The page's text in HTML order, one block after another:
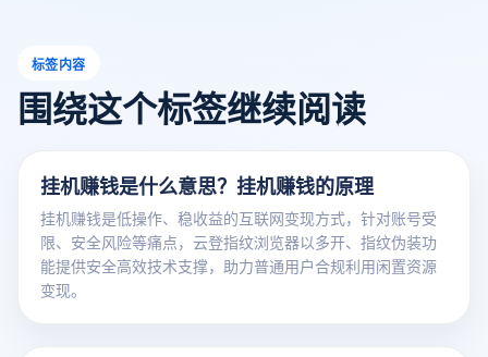
标签内容
围绕这个标签继续阅读
挂机赚钱是什么意思？挂机赚钱的原理
挂机赚钱是低操作、稳收益的互联网变现方式，针对账号受
限、安全风险等痛点，云登指纹浏览器以多开、指纹伪装功
能提供安全高效技术支撑，助力普通用户合规利用闲置资源
变现。